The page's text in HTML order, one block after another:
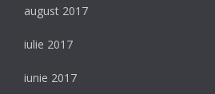
august 2017
iulie 2017
iunie 2017